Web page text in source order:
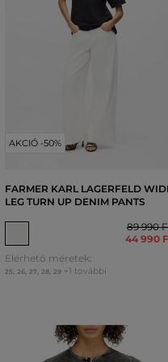
AKCIÓ -50%
FARMER KARL LAGERFELD
LEG TURN UP DENIM PANTS
89 990
44 990
Elérhető méretek:
25 26, 27 28, 29 +1 további